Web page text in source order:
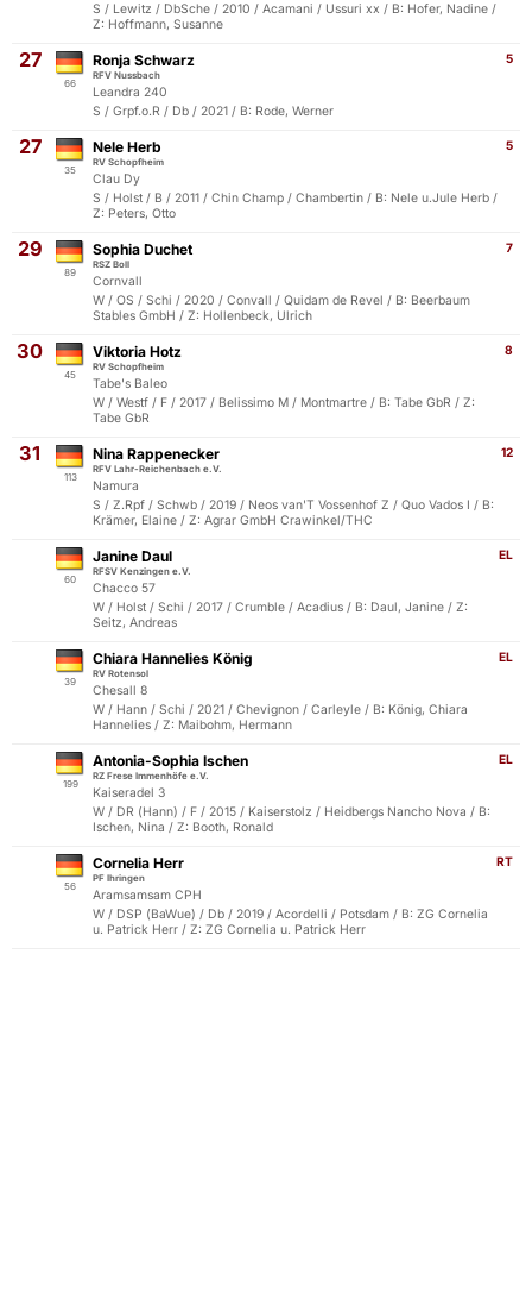
S / Lewitz / DbSche / 2010 / Acamani / Ussuri xx / B: Hofer, Nadine /
Z: Hoffmann, Susanne
27
66
5
Ronja Schwarz
RFV Nussbach
Leandra 240
S / Grpf.o.R / Db / 2021 / B: Rode, Werner
27
35
5
Nele Herb
RV Schopfheim
Clau Dy
S / Holst / B / 2011 / Chin Champ / Chambertin / B: Nele u.Jule Herb /
Z: Peters, Otto
29
89
7
Sophia Duchet
RSZ Boll
Cornvall
W / OS / Schi / 2020 / Convall / Quidam de Revel / B: Beerbaum
Stables GmbH / Z: Hollenbeck, Ulrich
30
45
8
Viktoria Hotz
RV Schopfheim
Tabe's Baleo
W / Westf / F / 2017 / Belissimo M / Montmartre / B: Tabe GbR / Z:
Tabe GbR
31
113
12
Nina Rappenecker
RFV Lahr-Reichenbach e.V.
Namura
S / Z.Rpf / Schwb / 2019 / Neos van'T Vossenhof Z / Quo Vados I / B:
Krämer, Elaine / Z: Agrar GmbH Crawinkel/THC
60
EL
Janine Daul
RFSV Kenzingen e.V.
Chacco 57
W / Holst / Schi / 2017 / Crumble / Acadius / B: Daul, Janine / Z:
Seitz, Andreas
39
EL
Chiara Hannelies König
RV Rotensol
Chesall 8
W / Hann / Schi / 2021 / Chevignon / Carleyle / B: König, Chiara
Hannelies / Z: Maibohm, Hermann
199
EL
Antonia-Sophia Ischen
RZ Frese Immenhöfe e.V.
Kaiseradel 3
W / DR (Hann) / F / 2015 / Kaiserstolz / Heidbergs Nancho Nova / B:
Ischen, Nina / Z: Booth, Ronald
56
RT
Cornelia Herr
PF Ihringen
Aramsamsam CPH
W / DSP (BaWue) / Db / 2019 / Acordelli / Potsdam / B: ZG Cornelia
u. Patrick Herr / Z: ZG Cornelia u. Patrick Herr